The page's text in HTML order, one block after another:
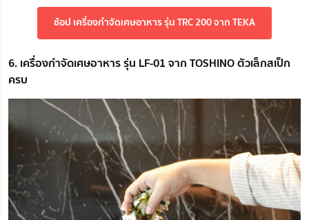
ช้อป เครื่องกำจัดเศษอาหาร รุ่น TRC 200 จาก TEKA
6. เครื่องกำจัดเศษอาหาร รุ่น LF-01 จาก TOSHINO ตัวเล็กสเป็ก
ครบ